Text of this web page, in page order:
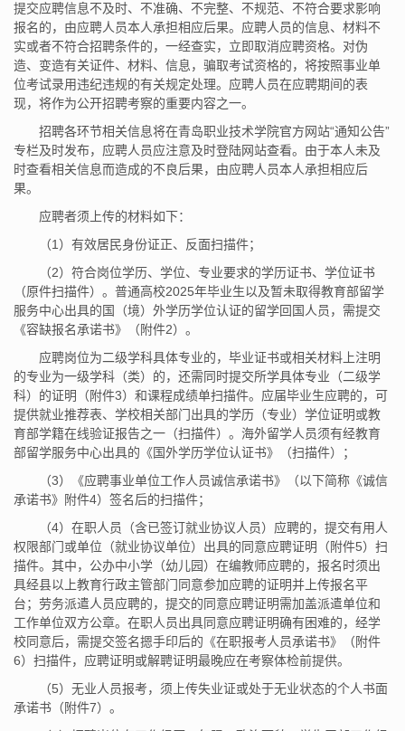
提交应聘信息不及时、不准确、不完整、不规范、不符合要求影响
报名的，由应聘人员本人承担相应后果。应聘人员的信息、材料不
实或者不符合招聘条件的，一经查实，立即取消应聘资格。对伪
造、变造有关证件、材料、信息，骗取考试资格的，将按照事业单
位考试录用违纪违规的有关规定处理。应聘人员在应聘期间的表
现，将作为公开招聘考察的重要内容之一。
招聘各环节相关信息将在青岛职业技术学院官方网站“通知公告”
专栏及时发布，应聘人员应注意及时登陆网站查看。由于本人未及
时查看相关信息而造成的不良后果，由应聘人员本人承担相应后
果。
应聘者须上传的材料如下：
（1）有效居民身份证正、反面扫描件；
（2）符合岗位学历、学位、专业要求的学历证书、学位证书
（原件扫描件）。普通高校2025年毕业生以及暂未取得教育部留学
服务中心出具的国（境）外学历学位认证的留学回国人员，需提交
《容缺报名承诺书》（附件2）。
应聘岗位为二级学科具体专业的，毕业证书或相关材料上注明
的专业为一级学科（类）的，还需同时提交所学具体专业（二级学
科）的证明（附件3）和课程成绩单扫描件。应届毕业生应聘的，可
提供就业推荐表、学校相关部门出具的学历（专业）学位证明或教
育部学籍在线验证报告之一（扫描件）。海外留学人员须有经教育
部留学服务中心出具的《国外学历学位认证书》（扫描件）；
（3）《应聘事业单位工作人员诚信承诺书》（以下简称《诚信
承诺书》附件4）签名后的扫描件；
（4）在职人员（含已签订就业协议人员）应聘的，提交有用人
权限部门或单位（就业协议单位）出具的同意应聘证明（附件5）扫
描件。其中，公办中小学（幼儿园）在编教师应聘的，报名时须出
具经县以上教育行政主管部门同意参加应聘的证明并上传报名平
台；劳务派遣人员应聘的，提交的同意应聘证明需加盖派遣单位和
工作单位双方公章。在职人员出具同意应聘证明确有困难的，经学
校同意后，需提交签名摁手印后的《在职报考人员承诺书》（附件
6）扫描件，应聘证明或解聘证明最晚应在考察体检前提供。
（5）无业人员报考，须上传失业证或处于无业状态的个人书面
承诺书（附件7）。